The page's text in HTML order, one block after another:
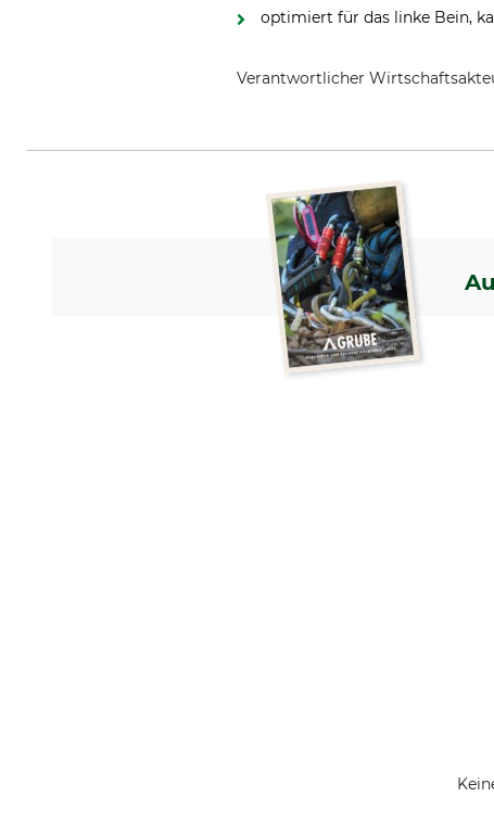
optimiert für das linke Bein,
Verantwortlicher